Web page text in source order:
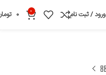
ورود / ثبت نام 0
0